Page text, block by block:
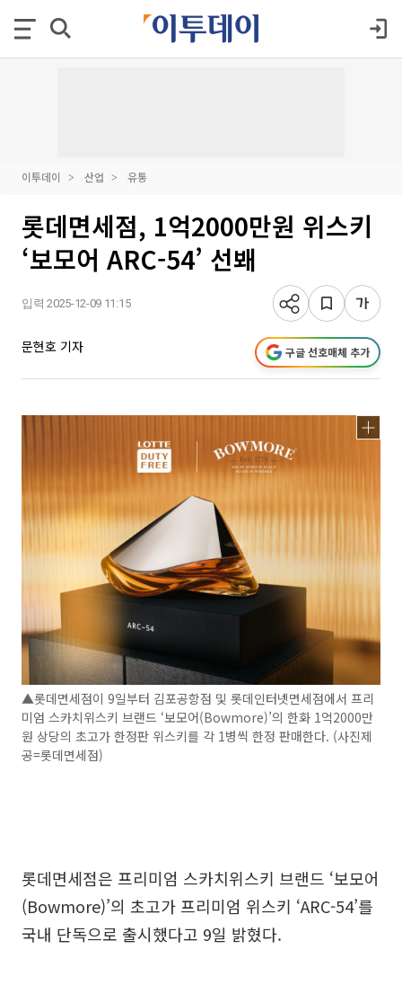
이투데이 산업 유통
롯데면세점, 1억2000만원 위스키
‘보모어 ARC-54’ 선봬
입력 2025-12-09 11:15
문현호 기자 구글 선호매체 추가
▲롯데면세점이 9일부터 김포공항점 및 롯데인터넷면세점에서 프리
미엄 스카치위스키 브랜드 ‘보모어(Bowmore)’의 한화 1억2000만
원 상당의 초고가 한정판 위스키를 각 1병씩 한정 판매한다. (사진제
공=롯데면세점)
롯데면세점은 프리미엄 스카치위스키 브랜드 ‘보모어
(Bowmore)’의 초고가 프리미엄 위스키 ‘ARC-54’를
국내 단독으로 출시했다고 9일 밝혔다.